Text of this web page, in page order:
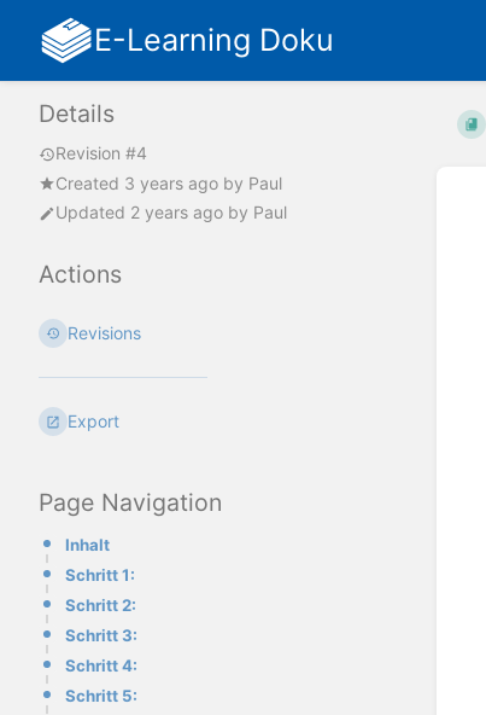
E-Learning Doku
Details
Revision #4
Created 3 years ago by Paul
Updated 2 years ago by Paul
Actions
Revisions
Export
Page Navigation
Inhalt
Schritt 1:
Schritt 2:
Schritt 3:
Schritt 4:
Schritt 5: